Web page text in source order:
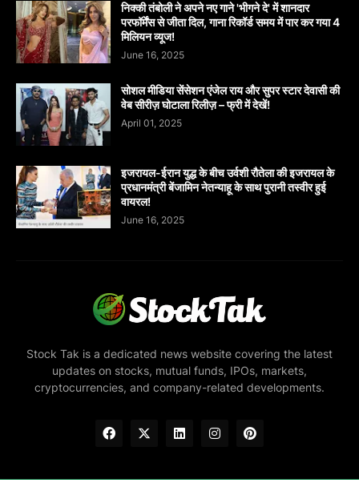
निक्की तंबोली ने अपने नए गाने 'भीगने दे' में शानदार
परफॉर्मेंस से जीता दिल, गाना रिकॉर्ड समय में पार कर गया 4
मिलियन व्यूज!
June 16, 2025
सोशल मीडिया सेंसेशन एंजेल राय और सुपर स्टार देवासी की
वेब सीरीज़ घोटाला रिलीज़ – फ्री में देखें!
April 01, 2025
इजरायल-ईरान युद्ध के बीच उर्वशी रौतेला की इजरायल के
प्रधानमंत्री बेंजामिन नेतन्याहू के साथ पुरानी तस्वीर हुई
वायरल!
June 16, 2025
Stock Tak is a dedicated news website covering the latest
updates on stocks, mutual funds, IPOs, markets,
cryptocurrencies, and company-related developments.